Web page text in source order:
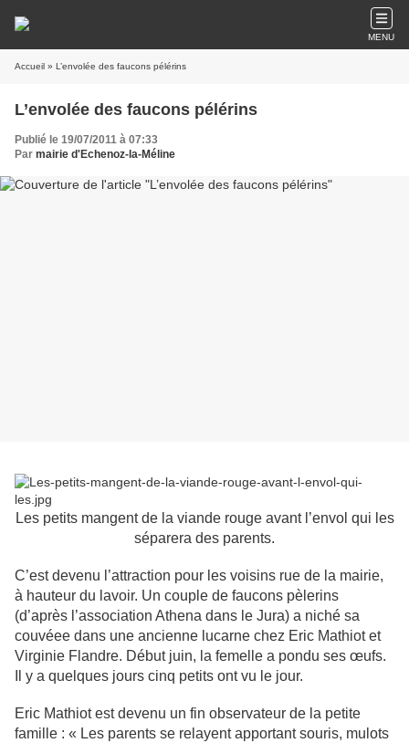
MENU
Accueil » L’envolée des faucons pélérins
L’envolée des faucons pélérins
Publié le 19/07/2011 à 07:33
Par mairie d'Echenoz-la-Méline
Les petits mangent de la viande rouge avant l’envol qui les
séparera des parents.
C’est devenu l’attraction pour les voisins rue de la mairie,
à hauteur du lavoir. Un couple de faucons pèlerins
(d’après l’association Athena dans le Jura) a niché sa
couvéee dans une ancienne lucarne chez Eric Mathiot et
Virginie Flandre. Début juin, la femelle a pondu ses œufs.
Il y a quelques jours cinq petits ont vu le jour.
Eric Mathiot est devenu un fin observateur de la petite
famille : « Les parents se relayent apportant souris, mulots